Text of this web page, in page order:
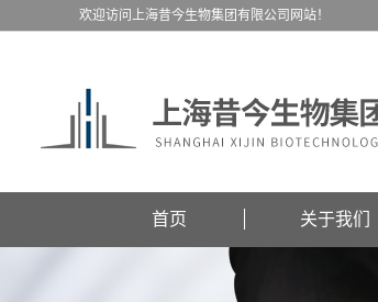
欢迎访问上海昔今生物集团有限公司网站！
首页 关于我们